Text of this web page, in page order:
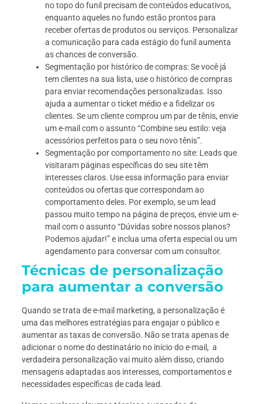
no topo do funil precisam de conteúdos educativos,
enquanto aqueles no fundo estão prontos para
receber ofertas de produtos ou serviços. Personalizar
a comunicação para cada estágio do funil aumenta
as chances de conversão.
Segmentação por histórico de compras: Se você já
tem clientes na sua lista, use o histórico de compras
para enviar recomendações personalizadas. Isso
ajuda a aumentar o ticket médio e a fidelizar os
clientes. Se um cliente comprou um par de tênis, envie
um e-mail com o assunto “Combine seu estilo: veja
acessórios perfeitos para o seu novo tênis”.
Segmentação por comportamento no site: Leads que
visitaram páginas específicas do seu site têm
interesses claros. Use essa informação para enviar
conteúdos ou ofertas que correspondam ao
comportamento deles. Por exemplo, se um lead
passou muito tempo na página de preços, envie um e-
mail com o assunto “Dúvidas sobre nossos planos?
Podemos ajudar!” e inclua uma oferta especial ou um
agendamento para conversar com um consultor.
Técnicas de personalização
para aumentar a conversão
Quando se trata de e-mail marketing, a personalização é
uma das melhores estratégias para engajar o público e
aumentar as taxas de conversão. Não se trata apenas de
adicionar o nome do destinatário no início do e-mail, a
verdadeira personalização vai muito além disso, criando
mensagens adaptadas aos interesses, comportamentos e
necessidades específicas de cada lead.